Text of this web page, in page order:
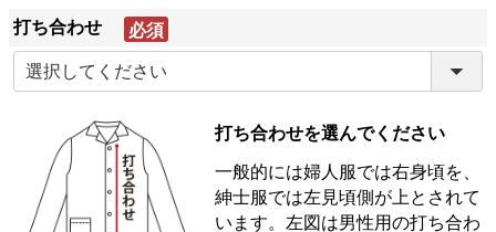
打ち合わせ
(必
須)
打ち合わせを選んでください
一般的には婦人服では右身頃を、
紳士服では左見頃側が上とされて
います。左図は男性用の打ち合わ